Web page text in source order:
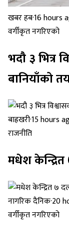
खबर हब·16 hours
वर्गीकृत नगरिएको
भदौ ३ भित्र
बानियाँको
बाह्रखरी·15 hours
राजनीति
मधेश केन्द्रित
नागरिक दैनिक·20
वर्गीकृत नगरिएको